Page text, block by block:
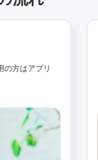
の方はアプリ